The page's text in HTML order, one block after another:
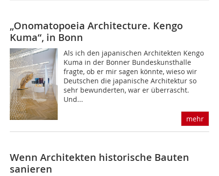
„Onomatopoeia Architecture. Kengo
Kuma“, in Bonn
Als ich den japanischen Architekten Kengo
Kuma in der Bonner Bundeskunsthalle
fragte, ob er mir sagen könnte, wieso wir
Deutschen die japanische Architektur so
sehr bewunderten, war er überrascht.
Und...
mehr
Wenn Architekten historische Bauten
sanieren